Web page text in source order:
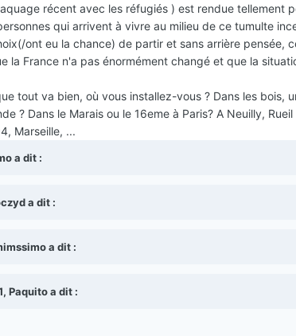
récent avec les réfugiés ) est rendue tellement
qui arrivent à vivre au milieu de ce tumulte
ont eu la chance) de partir et sans arrière pensée,
la France n'a pas énormément changé et que la
tout va bien, où vous installez-vous ? Dans les bois,
? Dans le Marais ou le 16eme à Paris? A Neuilly, Rueil
Marseille, ...
a dit :
a dit :
a dit :
Paquito a dit :